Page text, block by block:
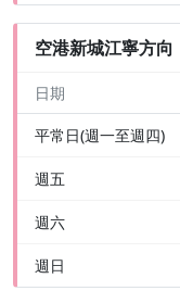
空港新城江寧方向
日期
平常日(週一至週四)
週五
週六
週日